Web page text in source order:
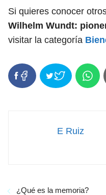
Si quieres conocer
Wilhelm Wundt:
visitar la categoría
E Ruiz
¿Qué es la memoria?